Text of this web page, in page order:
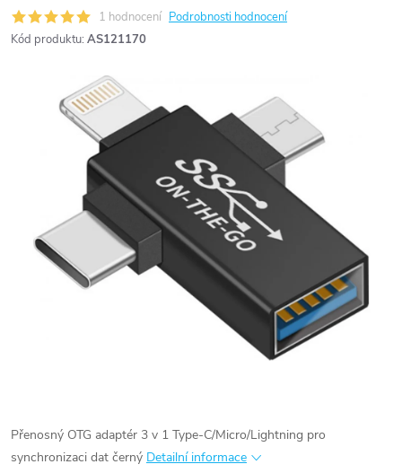
1 hodnocení Podrobnosti hodnocení
Kód produktu: AS121170
Přenosný OTG adaptér 3 v 1 Type-C/Micro/Lightning pro
synchronizaci dat černý Detailní informace